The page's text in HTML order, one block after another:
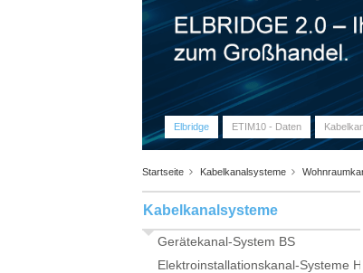
Elbridge ETIM10 - Daten
Startseite Kabelkanalsysteme
Kabelkanalsysteme
Gerätekanal-System BS
Elektroinstallationskanal-Systeme